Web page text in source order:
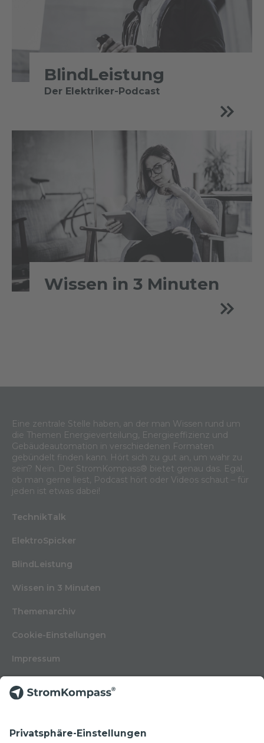
BlindLeistung
Der Elektriker-Podcast
Wissen in 3 Minuten
Eine zentrale Stelle haben, an der man Wissen rund um
die Themen Energieverteilung, Energieeffizienz und
Gebäudeautomation in verschiedenen Formaten
gebündelt finden kann. Hört sich zu gut an, um wahr zu
sein? Nein. Der StromKompass® bietet genau das. Egal,
ob man gerne liest, Podcast hört oder Videos schaut – für
jeden ist etwas dabei!
TechnikTalk
ElektroSpicker
BlindLeistung
Wissen in 3 Minuten
Themenarchiv
Cookie-Einstellungen
Impressum
Kontakt